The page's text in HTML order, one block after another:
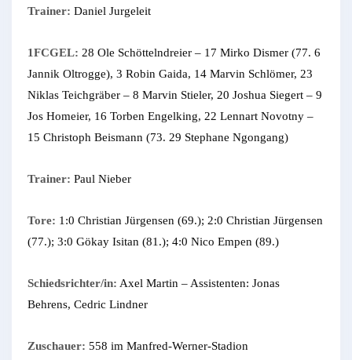
Trainer: Daniel Jurgeleit
1FCGEL: 28 Ole Schöttelndreier – 17 Mirko Dismer (77. 6
Jannik Oltrogge), 3 Robin Gaida, 14 Marvin Schlömer, 23
Niklas Teichgräber – 8 Marvin Stieler, 20 Joshua Siegert – 9
Jos Homeier, 16 Torben Engelking, 22 Lennart Novotny –
15 Christoph Beismann (73. 29 Stephane Ngongang)
Trainer: Paul Nieber
Tore: 1:0 Christian Jürgensen (69.); 2:0 Christian Jürgensen
(77.); 3:0 Gökay Isitan (81.); 4:0 Nico Empen (89.)
Schiedsrichter/in: Axel Martin – Assistenten: Jonas
Behrens, Cedric Lindner
Zuschauer: 558 im Manfred-Werner-Stadion